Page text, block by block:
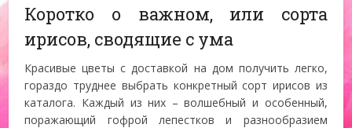
Коротко о важном, или сорта
ирисов, сводящие с ума
Красивые цветы с доставкой на дом получить легко,
гораздо труднее выбрать конкретный сорт ирисов из
каталога. Каждый из них – волшебный и особенный,
поражающий гофрой лепестков и разнообразием